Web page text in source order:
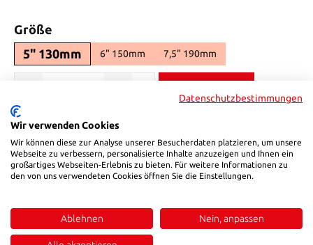
Größe
5" 130mm
6" 150mm 7,5" 190mm
Produkt Anzahl: Gib den gewünschten Wert ein oder benutze die
Produktnummer:71115130
Beschreibung
Bewertungen
Datenschutzbestimmungen
Wir verwenden Cookies
Wir können diese zur Analyse unserer Besucherdaten platzieren, um unsere
Webseite zu verbessern, personalisierte Inhalte anzuzeigen und Ihnen ein
großartiges Webseiten-Erlebnis zu bieten. Für weitere Informationen zu
den von uns verwendeten Cookies öffnen Sie die Einstellungen.
Ablehnen Nein, anpassen